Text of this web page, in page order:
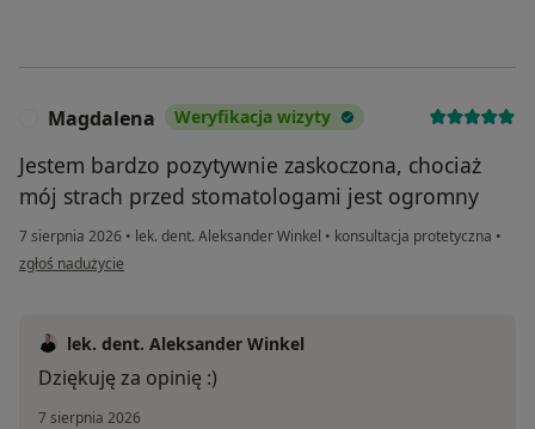
Magdalena Weryfikacja wizyty
Jestem bardzo pozytywnie zaskoczona, chociaż
mój strach przed stomatologami jest ogromny
7 sierpnia 2026 • lek. dent. Aleksander Winkel • konsultacja protetyczna •
w opinii użytkownika Magdalena
zgłoś nadużycie
lek. dent. Aleksander Winkel
Dziękuję za opinię :)
7 sierpnia 2026